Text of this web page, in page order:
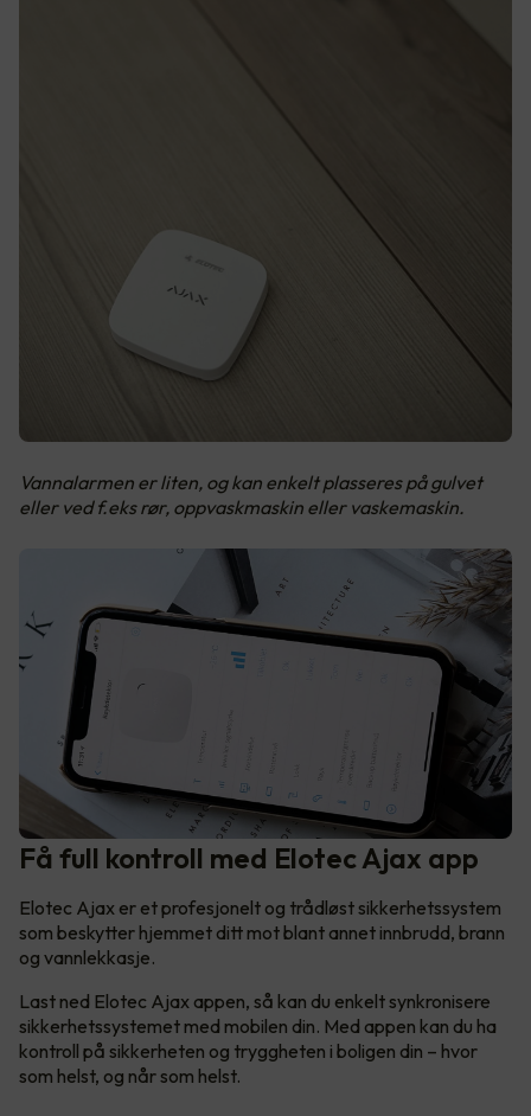
Vannalarmen er liten, og kan enkelt plasseres på gulvet
eller ved f.eks rør, oppvaskmaskin eller vaskemaskin.
Få full kontroll med Elotec Ajax app
Elotec Ajax er et profesjonelt og trådløst sikkerhetssystem
som beskytter hjemmet ditt mot blant annet innbrudd, brann
og vannlekkasje.
Last ned Elotec Ajax appen, så kan du enkelt synkronisere
sikkerhetssystemet med mobilen din. Med appen kan du ha
kontroll på sikkerheten og tryggheten i boligen din – hvor
som helst, og når som helst.